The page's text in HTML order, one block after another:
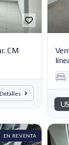
CM
Detalles
EN REVENTA